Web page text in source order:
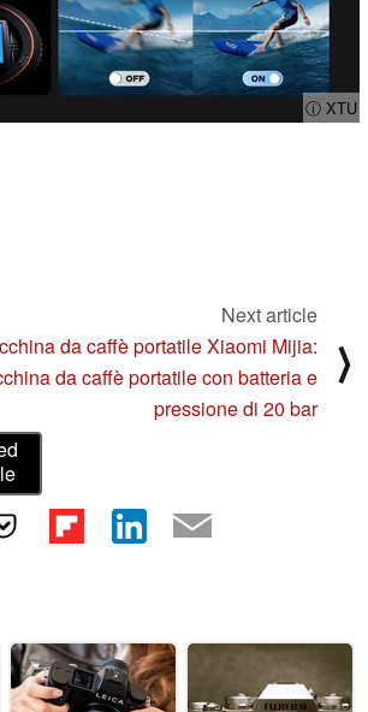
ⓘ XTU
Next article
da caffè portatile Xiaomi Mijia:
da caffè portatile con batteria e
pressione di 20 bar
⟩